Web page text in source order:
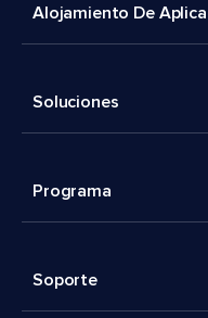
Alojamiento De
Soluciones
Programa
Soporte